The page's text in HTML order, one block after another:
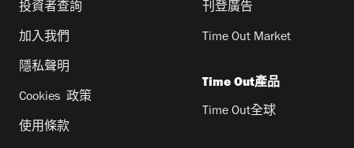
投資者查詢
加入我們
隱私聲明
Cookies 政策
使用條款
刊登廣告
Time Out Market
Time Out產品
Time Out全球